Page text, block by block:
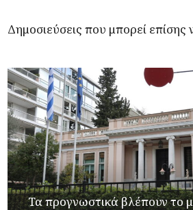
Δημοσιεύσεις που μπορεί
Τα προγνωστικά βλέπουν το